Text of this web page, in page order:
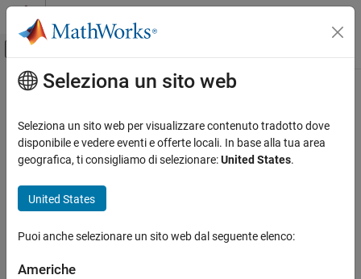
Vai al contenuto
Attiva/disattiva menu di navigazione
Pagina iniziale della documentazione
Contenuto principale
Seleziona un sito web
Seleziona un sito web per visualizzare contenuto tradotto dove
disponibile e vedere eventi e offerte locali. In base alla tua area
geografica, ti consigliamo di selezionare:United States.
United States
Puoi anche selezionare un sito web dal seguente elenco:
Americhe